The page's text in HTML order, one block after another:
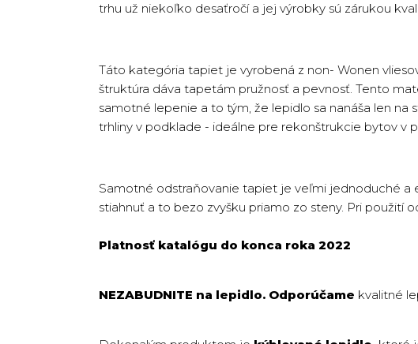
trhu už niekoľko desaťročí a jej výrobky sú zárukou
Táto kategória tapiet je vyrobená z non- Wonen
štruktúra dáva tapetám pružnosť a pevnosť. Tento
samotné lepenie a to tým, že lepidlo sa nanáša len
trhliny v podklade - ideálne pre rekonštrukcie bytov v
Samotné odstraňovanie tapiet je veľmi jednoduché a
stiahnuť a to bezo zvyšku priamo zo steny. Pri použití
Platnosť katalógu do konca roka 2022
NEZABUDNITE na lepidlo. Odporúčame kvalitné